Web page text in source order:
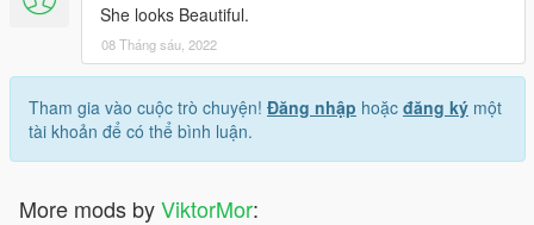
She looks Beautiful.
08 Tháng sáu, 2022
Tham gia vào cuộc trò chuyện! Đăng nhập hoặc đăng ký một
tài khoản để có thể bình luận.
More mods byViktorMor: